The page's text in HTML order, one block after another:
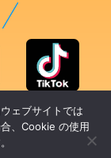
ェブサイトでは
、Cookie の使用